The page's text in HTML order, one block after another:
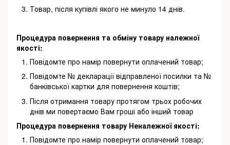
Товар, після купівлі якого не минуло 14 днів.
Процедура повернення та обміну товару належної
якості:
Повідомте про намір повернути оплачений товар;
Повідомте № декларації відправленої посилки та №
банківської картки для повернення коштів;
Після отримання товару протягом трьох робочих
днів ми повертаємо Вам гроші або інший товар
Процедура повернення товару Неналежної якості:
Повідомте про намір повернути оплачений товар;